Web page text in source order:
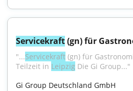
Servicekraft (gn) für
"...Servicekraft (gn) für
Teilzeit in Leipzig Die Gi Group..."
Gi Group Deutschland GmbH